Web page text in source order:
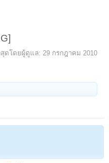
ดโดยผู้ดูแล: 29 กรกฎาคม 2010